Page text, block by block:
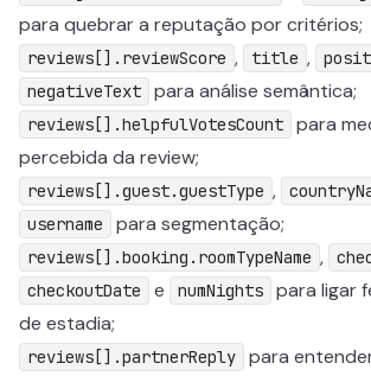
para quebrar a reputação por critérios;
reviews[].reviewScore , title ,
negativeText para análise semântica;
reviews[].helpfulVotesCount
para
percebida da review;
reviews[].guest.guestType ,
username para segmentação;
reviews[].booking.roomTypeName ,
checkoutDate e numNights
para ligar
de estadia;
reviews[].partnerReply
para